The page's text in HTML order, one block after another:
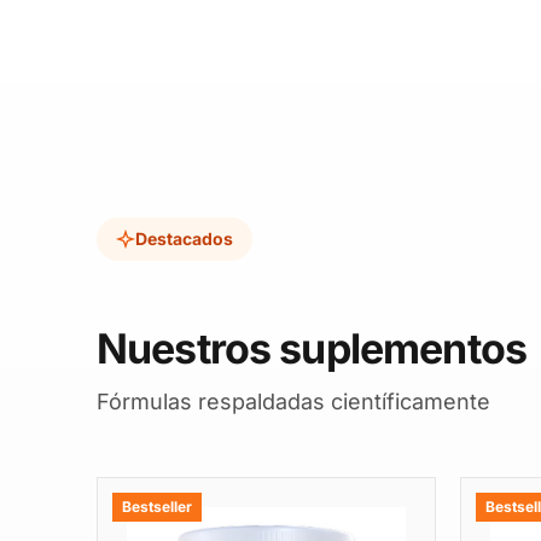
Destacados
Nuestros suplementos
Fórmulas respaldadas científicamente
Bestseller